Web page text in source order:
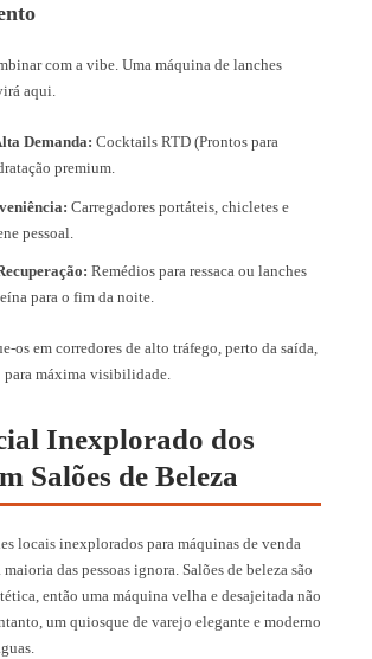
com a vibe. Uma máquina de lanches
aqui.
Demanda: Cocktails RTD (Prontos para
premium.
Carregadores portáteis, chicletes e
pessoal.
Remédios para ressaca ou lanches
para o fim da noite.
os em corredores de alto tráfego, perto da saída,
para máxima visibilidade.
Inexplorado dos
Salões de Beleza
locais inexplorados para máquinas de venda
das pessoas ignora. Salões de beleza são
então uma máquina velha e desajeitada não
um quiosque de varejo elegante e moderno